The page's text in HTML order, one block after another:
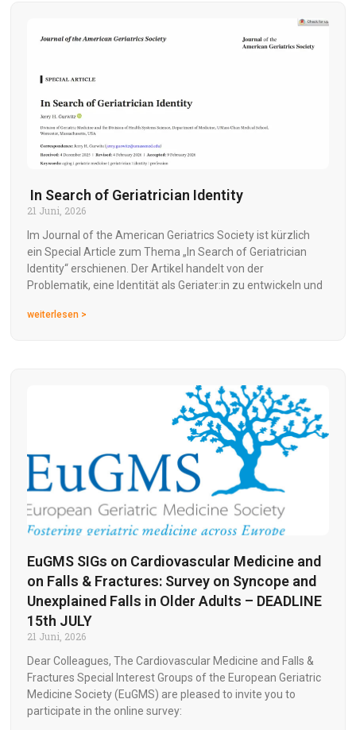
In Search of Geriatrician Identity
21 Juni, 2026
Im Journal of the American Geriatrics Society ist kürzlich
ein Special Article zum Thema „In Search of Geriatrician
Identity“ erschienen. Der Artikel handelt von der
Problematik, eine Identität als Geriater:in zu entwickeln und
weiterlesen >
EuGMS SIGs on Cardiovascular Medicine and
on Falls & Fractures: Survey on Syncope and
Unexplained Falls in Older Adults – DEADLINE
15th JULY
21 Juni, 2026
Dear Colleagues, The Cardiovascular Medicine and Falls &
Fractures Special Interest Groups of the European Geriatric
Medicine Society (EuGMS) are pleased to invite you to
participate in the online survey: